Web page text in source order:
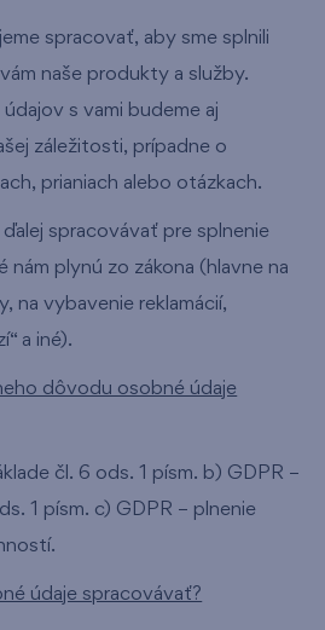
spracovať, aby sme splnili
naše produkty a služby.
s vami budeme aj
záležitosti, prípadne o
prianiach alebo otázkach.
spracovávať pre splnenie
plynú zo zákona (hlavne na
na vybavenie reklamácií,
a iné).
dôvodu osobné údaje
čl. 6 ods. 1 písm. b) GDPR –
1 písm. c) GDPR – plnenie
údaje spracovávať?